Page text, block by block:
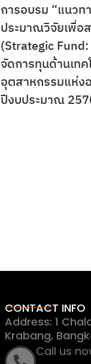
การอบรม “แนวท
ประมาณวิจัยเพื่อ
(Strategic
จัดการทุนด้านเท
อุตสาหกรรมแห่ง
ปีงบประมาณ
CONTACT INFO
Address: 1
Krabang,
Call us